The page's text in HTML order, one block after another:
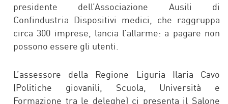
presidente dell’Associazione Ausili di
Confindustria Dispositivi medici, che raggruppa
circa 300 imprese, lancia l’allarme: a pagare non
possono essere gli utenti.
L’assessore della Regione Liguria Ilaria Cavo
(Politiche giovanili, Scuola, Università e
Formazione tra le deleghe) ci presenta il Salone